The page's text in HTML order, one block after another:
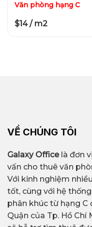
Văn phòng hạng C
$14 / m2
VỀ CHÚNG TÔI
Galaxy Officelà đơn
vấn cho thuê văn
Với kinh nghiệm
tốt, cùng với hệ
phân khúc từ hạng C
Quận của Tp. Hồ Chí